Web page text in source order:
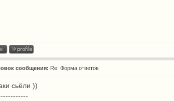
сообщения: Re: Форма ответов
сьёли ))